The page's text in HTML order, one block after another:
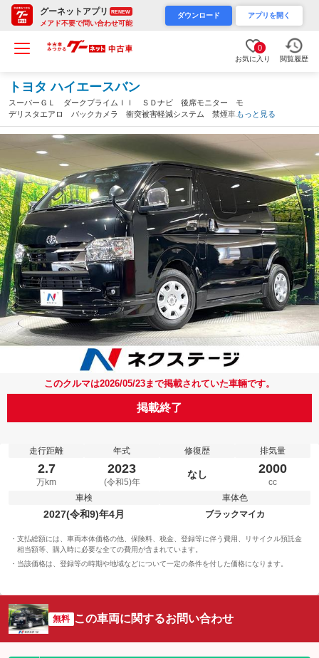
グーネットアプリ RENEW
メアド不要で問い合わせ可能
ダウンロード アプリを開く
0
お気に入り 閲覧履歴
トヨタ ハイエースバン
スーパーＧＬ ダークプライムＩＩ ＳＤナビ 後席モニター モ
デリスタエアロ バックカメラ 衝突被害軽減システム 禁煙車
ハーフレザーシート ドラレコ コーナーセンサー スマートキ
ー ＬＥＤヘッド ビルトインＥＴＣ オートハイビーム（愛知
もっと見る
このクルマは2026/05/23まで掲載されていた車輛です。
掲載終了
走行距離
2.7
万km
年式
2023
(令和5)年
修復歴
なし
排気量
2000
cc
車検
2027(令和9)年4月
車体色
ブラックマイカ
支払総額には、車両本体価格の他、保険料、税金、登録等に伴う費用、リサイクル預託金
相当額等、購入時に必要な全ての費用が含まれています。
当該価格は、登録等の時期や地域などについて一定の条件を付した価格になります。
無料 この車両に関するお問い合わせ